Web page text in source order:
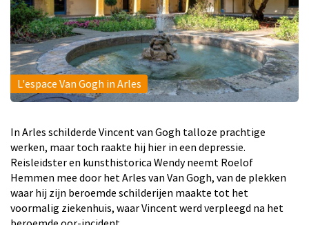
L'espace Van Gogh in Arles
In Arles schilderde Vincent van Gogh talloze prachtige
werken, maar toch raakte hij hier in een depressie.
Reisleidster en kunsthistorica Wendy neemt Roelof
Hemmen mee door het Arles van Van Gogh, van de plekken
waar hij zijn beroemde schilderijen maakte tot het
voormalig ziekenhuis, waar Vincent werd verpleegd na het